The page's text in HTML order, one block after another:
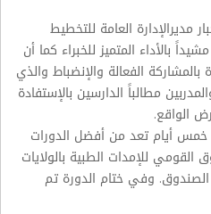
مديرالإدارة العامة للتخطيط
بالأداء المتميز للخبراء كما أن
الفعالة والإنضباط والذي
مطالباً الدارسين بالإستفادة
الواقع.
خمس أيام تعد من أفضل الدورات
القومي للإمدات الطبية بالولايات
وفي ختام الدورة تم